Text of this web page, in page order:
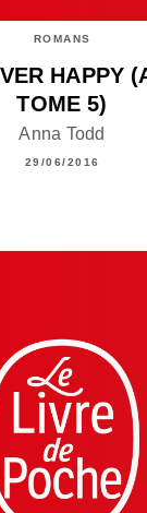
ROMANS
HAPPY
TOME 5)
Anna Todd
29/06/2016